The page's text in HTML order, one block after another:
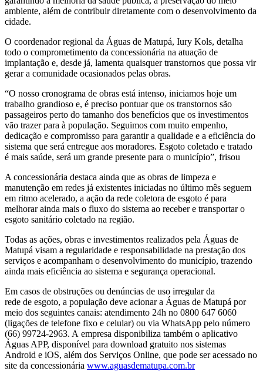
ambiente, além de contribuir diretamente com o desenvolvimento da
cidade.
O coordenador regional da Águas de Matupá, Iury Kols, detalha
todo o comprometimento da concessionária na atuação de
implantação e, desde já, lamenta quaisquer transtornos que possa vir
gerar a comunidade ocasionados pelas obras.
“O nosso cronograma de obras está intenso, iniciamos hoje um
trabalho grandioso e, é preciso pontuar que os transtornos são
passageiros perto do tamanho dos benefícios que os investimentos
vão trazer para à população. Seguimos com muito empenho,
dedicação e compromisso para garantir a qualidade e a eficiência do
sistema que será entregue aos moradores. Esgoto coletado e tratado
é mais saúde, será um grande presente para o município”, frisou
A concessionária destaca ainda que as obras de limpeza e
manutenção em redes já existentes iniciadas no último mês seguem
em ritmo acelerado, a ação da rede coletora de esgoto é para
melhorar ainda mais o fluxo do sistema ao receber e transportar o
esgoto sanitário coletado na região.
Todas as ações, obras e investimentos realizados pela Águas de
Matupá visam a regularidade e responsabilidade na prestação dos
serviços e acompanham o desenvolvimento do município, trazendo
ainda mais eficiência ao sistema e segurança operacional.
Em casos de obstruções ou denúncias de uso irregular da
rede de esgoto, a população deve acionar a Águas de Matupá por
meio dos seguintes canais: atendimento 24h no 0800 647 6060
(ligações de telefone fixo e celular) ou via WhatsApp pelo número
(66) 99724-2963. A empresa disponibiliza também o aplicativo
Águas APP, disponível para download gratuito nos sistemas
Android e iOS, além dos Serviços Online, que pode ser acessado no
site da concessionária www.aguasdematupa.com.br